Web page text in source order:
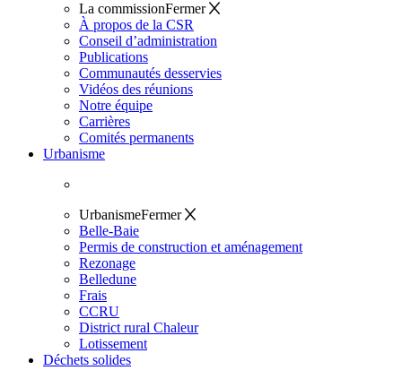
La commissionFermer
À propos de la CSR
Conseil d’administration
Publications
Communautés desservies
Vidéos des réunions
Notre équipe
Carrières
Comités permanents
Urbanisme
UrbanismeFermer
Belle-Baie
Permis de construction et aménagement
Rezonage
Belledune
Frais
CCRU
District rural Chaleur
Lotissement
Déchets solides